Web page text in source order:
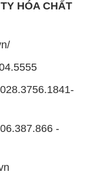
Trị Đông B,